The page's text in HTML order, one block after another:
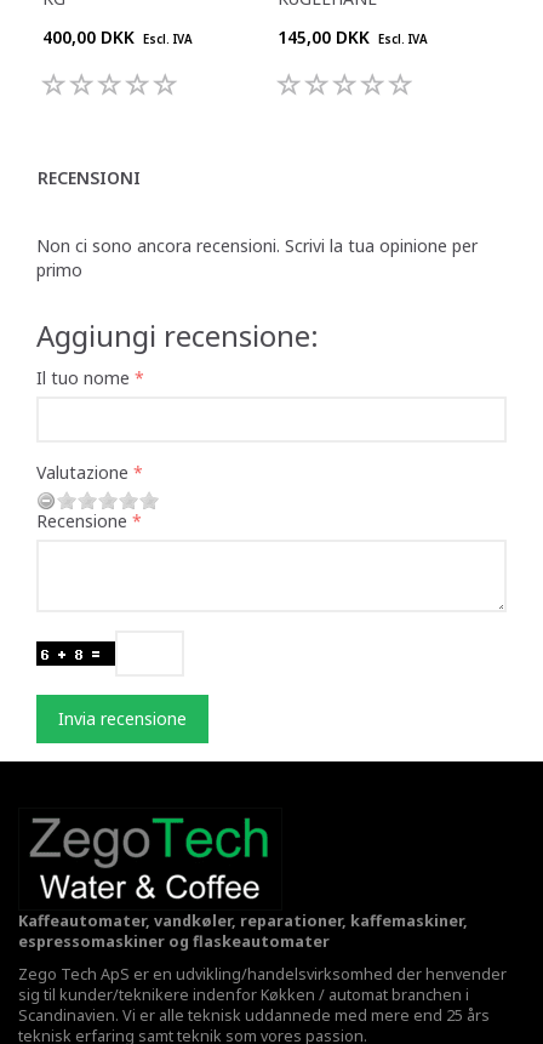
400,00 DKK Escl. IVA
145,00 DKK Escl. IVA
RECENSIONI
Non ci sono ancora recensioni. Scrivi la tua opinione per
primo
Aggiungi recensione:
Il tuo nome
Valutazione
Recensione
Invia recensione
Kaffeautomater, vandkøler, reparationer, kaffemaskiner,
espressomaskiner og flaskeautomater
Zego Tech ApS er en udvikling/handelsvirksomhed der henvender
sig til kunder/teknikere indenfor Køkken / automat branchen i
Scandinavien. Vi er alle teknisk uddannede med mere end 25 års
teknisk erfaring samt teknik som vores passion.